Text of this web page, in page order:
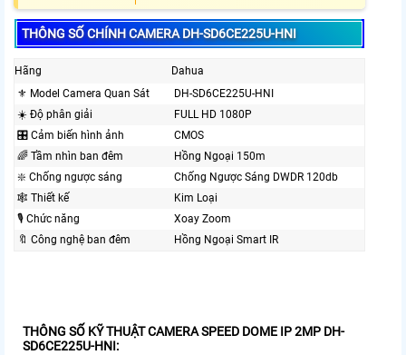
THÔNG SỐ CHÍNH CAMERA DH-SD6CE225U-HNI
Hãng
Dahua
⚜️ Model Camera Quan Sát
DH-SD6CE225U-HNI
☀️ Độ phân giải
FULL HD 1080P
🎛 Cảm biến hình ảnh
CMOS
🌈 Tầm nhìn ban đêm
Hồng Ngoại 150m
❇️ Chống ngược sáng
Chống Ngược Sáng DWDR 120db
🕸️ Thiết kế
Kim Loại
🎙 Chức năng
Xoay Zoom
🔖 Công nghệ ban đêm
Hồng Ngoại Smart IR
THÔNG SỐ KỸ THUẬT CAMERA SPEED DOME IP 2MP DH-
SD6CE225U-HNI: